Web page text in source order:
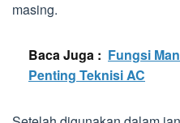
masing.
Baca Juga : Fungsi
Penting Teknisi AC